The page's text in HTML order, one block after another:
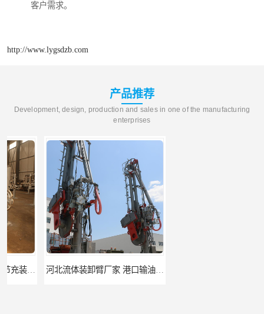
客户需求。
http://www.lygsdzb.com
产品推荐
Development, design, production and sales in one of the manufacturing
enterprises
河北流体装卸臂厂家 港口输油臂 节能环保